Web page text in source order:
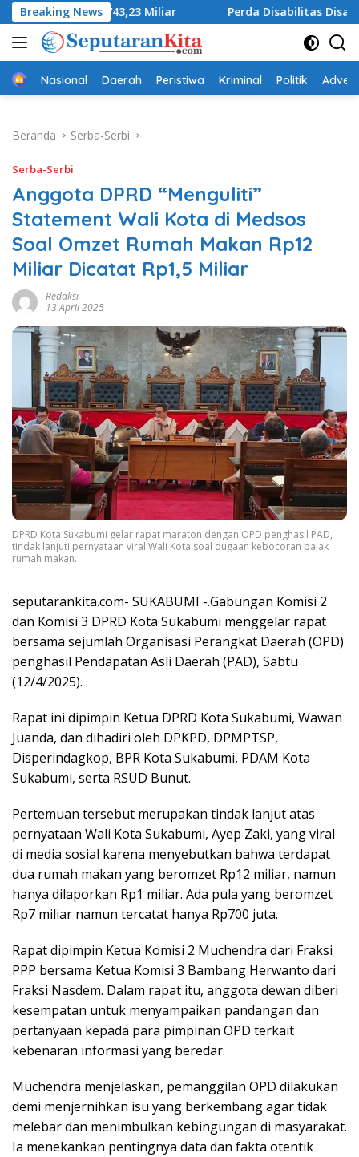
Langsung
ke
konten
Breaking News
Rp743,23 Miliar Perda Disabilitas Disahkan, DPRD
Beranda
Nasional Daerah Peristiwa Kriminal Politik
Beranda Serba-Serbi
Serba-Serbi
Anggota DPRD “Menguliti”
Statement Wali Kota di Medsos
Soal Omzet Rumah Makan Rp12
Miliar Dicatat Rp1,5 Miliar
Redaksi
13 April 2025
DPRD Kota Sukabumi gelar rapat maraton dengan OPD penghasil PAD,
tindak lanjuti pernyataan viral Wali Kota soal dugaan kebocoran pajak
rumah makan.
seputarankita.com- SUKABUMI -.Gabungan Komisi 2
dan Komisi 3 DPRD Kota Sukabumi menggelar rapat
bersama sejumlah Organisasi Perangkat Daerah (OPD)
penghasil Pendapatan Asli Daerah (PAD), Sabtu
(12/4/2025).
Rapat ini dipimpin Ketua DPRD Kota Sukabumi, Wawan
Juanda, dan dihadiri oleh DPKPD, DPMPTSP,
Disperindagkop, BPR Kota Sukabumi, PDAM Kota
Sukabumi, serta RSUD Bunut.
Pertemuan tersebut merupakan tindak lanjut atas
pernyataan Wali Kota Sukabumi, Ayep Zaki, yang viral
di media sosial karena menyebutkan bahwa terdapat
dua rumah makan yang beromzet Rp12 miliar, namun
hanya dilaporkan Rp1 miliar. Ada pula yang beromzet
Rp7 miliar namun tercatat hanya Rp700 juta.
Rapat dipimpin Ketua Komisi 2 Muchendra dari Fraksi
PPP bersama Ketua Komisi 3 Bambang Herwanto dari
Fraksi Nasdem. Dalam rapat itu, anggota dewan diberi
kesempatan untuk menyampaikan pandangan dan
pertanyaan kepada para pimpinan OPD terkait
kebenaran informasi yang beredar.
Muchendra menjelaskan, pemanggilan OPD dilakukan
demi menjernihkan isu yang berkembang agar tidak
melebar dan menimbulkan kebingungan di masyarakat.
Ia menekankan pentingnya data dan fakta otentik